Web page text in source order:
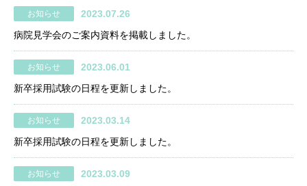
お知らせ
2023.07.26
病院見学会のご案内資料を掲載しました。
お知らせ
2023.06.01
新卒採用試験の日程を更新しました。
お知らせ
2023.03.14
新卒採用試験の日程を更新しました。
お知らせ 2023.03.09